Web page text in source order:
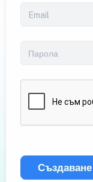
Създаване